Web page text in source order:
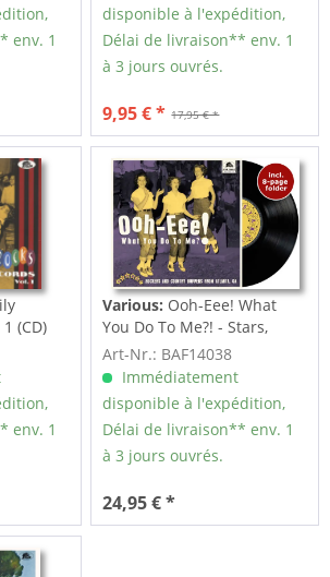
env. 1
disponible à l'expédition,
Délai de livraison** env. 1
à 3 jours ouvrés.
17,95 € *
9,95 € *
(CD)
env. 1
Various: Ooh-Eee! What
You Do To Me?! - Stars,
Inc....
Art-Nr.: BAF14038
Immédiatement
disponible à l'expédition,
Délai de livraison** env. 1
à 3 jours ouvrés.
24,95 € *